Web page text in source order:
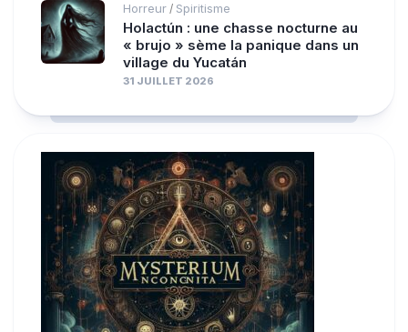
Horreur / Spiritisme
Holactún : une chasse nocturne au
« brujo » sème la panique dans un
village du Yucatán
31 JUILLET 2026